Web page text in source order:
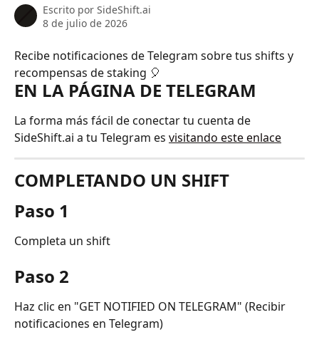
Escrito por SideShift.ai
8 de julio de 2026
Recibe notificaciones de Telegram sobre tus shifts y
recompensas de staking 🎈
EN LA PÁGINA DE TELEGRAM
La forma más fácil de conectar tu cuenta de
SideShift.ai a tu Telegram es visitando este enlace
COMPLETANDO UN SHIFT
Paso 1
Completa un shift
Paso 2
Haz clic en "GET NOTIFIED ON TELEGRAM" (Recibir
notificaciones en Telegram)